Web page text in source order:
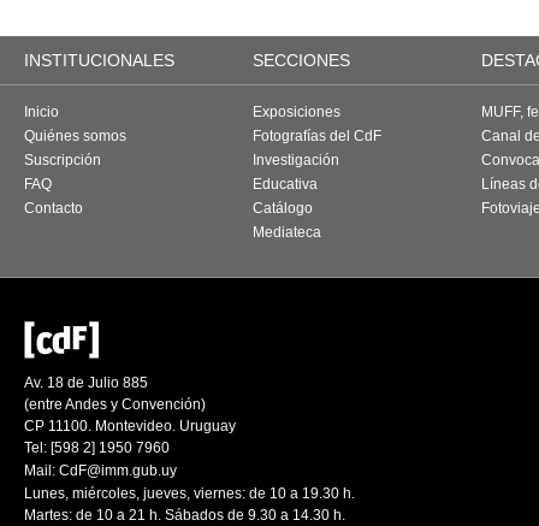
INSTITUCIONALES SECCIONES
Inicio
Quiénes somos
Suscripción
FAQ
Contacto
Exposiciones
Fotografías del CdF
Investigación
Educativa
Catálogo
Mediateca
MUFF,
Canal
Líneas
Av. 18 de Julio 885
(entre Andes y Convención)
CP 11100. Montevideo. Uruguay
Tel: [598 2] 1950 7960
Mail: CdF@imm.gub.uy
Lunes, miércoles, jueves, viernes: de 10 a 19.30 h.
Martes: de 10 a 21 h. Sábados de 9.30 a 14.30 h.